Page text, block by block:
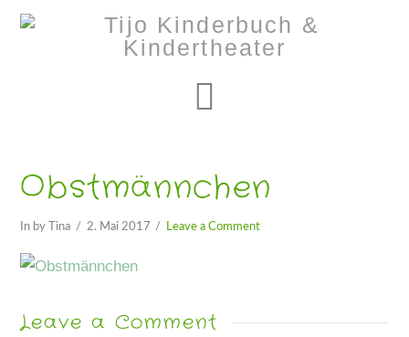
Obstmännchen
In by Tina 2. Mai 2017 Leave a Comment
Leave a Comment